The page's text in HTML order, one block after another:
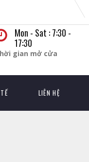
Mon - Sat : 7:30 -
17:30
gian mở cửa
LIÊN HỆ